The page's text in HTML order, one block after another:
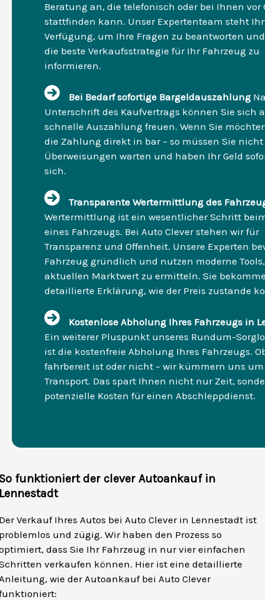
Beratung an, die telefonisch oder bei Ihnen vor
stattfinden kann. Unser Expertenteam steht
Verfügung, um Ihre Fragen zu beantworten
die beste Verkaufsstrategie für Ihr Fahrzeug zu
informieren.
Bei Bedarf sofortige Bargeldauszahlung
Unterschrift des Kaufvertrags können Sie sich
schnelle Auszahlung freuen. Wenn Sie
die Zahlung direkt in bar – so müssen Sie
Überweisungen warten und haben Ihr Geld
sich.
Transparente Wertermittlung des
Wertermittlung ist ein wesentlicher Schritt
eines Fahrzeugs. Bei Auto Clever stehen wir für
Transparenz und Offenheit. Unsere Experten
Fahrzeug gründlich und nutzen moderne
aktuellen Marktwert zu ermitteln. Sie
detaillierte Erklärung, wie der Preis zustande
Kostenlose Abholung Ihres Fahrzeugs in
Ein weiterer Pluspunkt unseres Rundum-
ist die kostenfreie Abholung Ihres Fahrzeugs.
fahrbereit ist oder nicht – wir kümmern uns
Transport. Das spart Ihnen nicht nur Zeit,
potenzielle Kosten für einen Abschleppdienst.
funktioniert der clever Autoankauf in
Verkauf Ihres Autos bei Auto Clever in Lennestadt ist
und zügig. Wir haben den Prozess so
dass Sie Ihr Fahrzeug in nur vier einfachen
verkaufen können. Hier ist eine detaillierte
wie der Autoankauf bei Auto Clever